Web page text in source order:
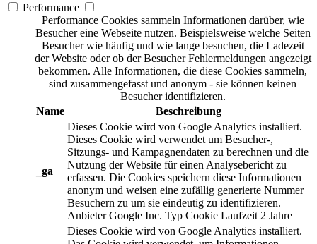
Performance
Performance Cookies sammeln Informationen darüber, wie
Besucher eine Webseite nutzen. Beispielsweise welche Seiten
Besucher wie häufig und wie lange besuchen, die Ladezeit
der Website oder ob der Besucher Fehlermeldungen angezeigt
bekommen. Alle Informationen, die diese Cookies sammeln,
sind zusammengefasst und anonym - sie können keinen
Besucher identifizieren.
Name
Beschreibung
_ga
Dieses Cookie wird von Google Analytics installiert.
Dieses Cookie wird verwendet um Besucher-,
Sitzungs- und Kampagnendaten zu berechnen und die
Nutzung der Website für einen Analysebericht zu
erfassen. Die Cookies speichern diese Informationen
anonym und weisen eine zufällig generierte Nummer
Besuchern zu um sie eindeutig zu identifizieren.
Anbieter Google Inc. Typ Cookie Laufzeit 2 Jahre
Dieses Cookie wird von Google Analytics installiert.